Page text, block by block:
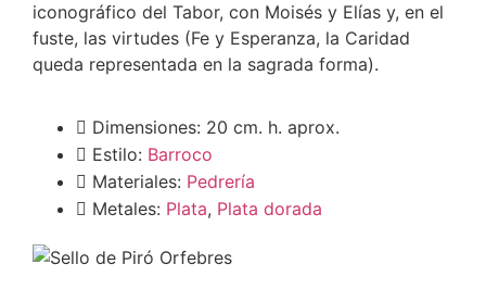
iconográfico del Tabor, con Moisés y Elías y, en el
fuste, las virtudes (Fe y Esperanza, la Caridad
queda representada en la sagrada forma).
Dimensiones: 20 cm. h. aprox.
Estilo: Barroco
Materiales: Pedrería
Metales: Plata, Plata dorada